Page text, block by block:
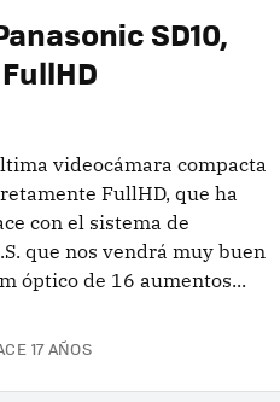
SD10,
videocámara compacta
FullHD, que ha
con el sistema de
que nos vendrá muy buen
óptico de 16 aumentos...
17 AÑOS